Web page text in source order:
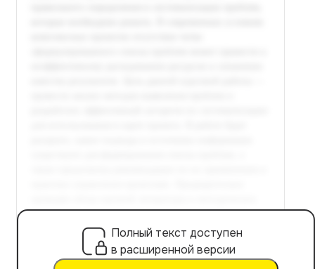
Полный текст доступен
в расширенной версии